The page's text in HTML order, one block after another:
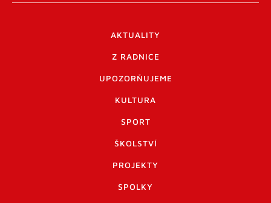
AKTUALITY
Z RADNICE
UPOZORŇUJEME
KULTURA
SPORT
ŠKOLSTVÍ
PROJEKTY
SPOLKY